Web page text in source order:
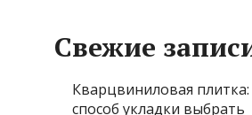
Свежие
Кварцвиниловая
способ укладки выбрать